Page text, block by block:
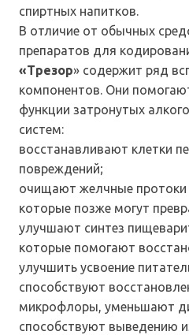
спиртных напитков.
В отличие от обычных
препаратов для
«Трезор» содержит ряд
компонентов. Они
функции затронутых
систем:
восстанавливают клетки
повреждений;
очищают желчные протоки
которые позже могут
улучшают синтез
которые помогают
улучшить усвоение
способствуют
микрофлоры, уменьшают
способствуют выведению